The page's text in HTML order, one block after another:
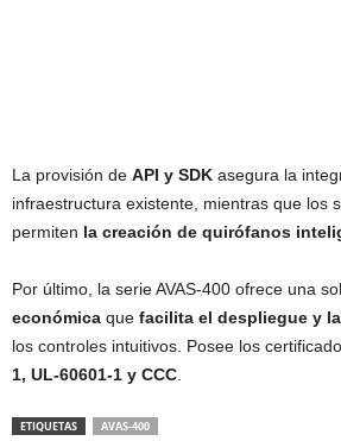
La provisión de API y SDK asegura la
infraestructura existente, mientras que los
permiten la creación de quirófanos
Por último, la serie AVAS-400 ofrece una
económica que facilita el despliegue y
los controles intuitivos. Posee los
1, UL-60601-1 y CCC
ETIQUETAS AVAS-400